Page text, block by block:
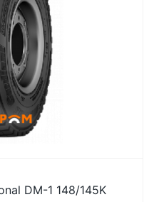
DM-1 148/145K